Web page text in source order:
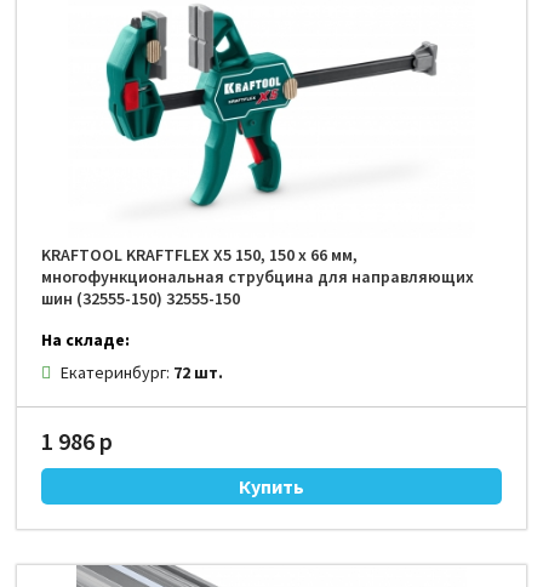
KRAFTOOL KRAFTFLEX X5 150, 150 х 66 мм,
многофункциональная струбцина для направляющих
шин (32555-150) 32555-150
На складе:
Екатеринбург: 72 шт.
1 986 р